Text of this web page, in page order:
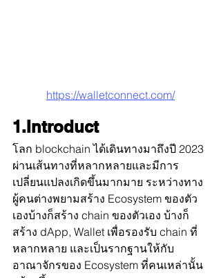
https://walletconnect.com/
1.Introduct
โลก blockchain ได้เดินทางมาถึงปี 2023
ผ่านเส้นทางที่หลากหลายและมีการ
เปลี่ยนแปลงเกิดขึ้นมากมาย ระหว่างทาง
ผู้คนต่างพยามสร้าง Ecosystem ของตัว
เองบ้างก็สร้าง chain ของตัวเอง บ้างก็
สร้าง dApp, Wallet เพื่อรองรับ chain ที่
หลากหลาย และเป็นรากฐานให้กับ
อาณาจักรของ Ecosystem ที่คนเหล่านั้น